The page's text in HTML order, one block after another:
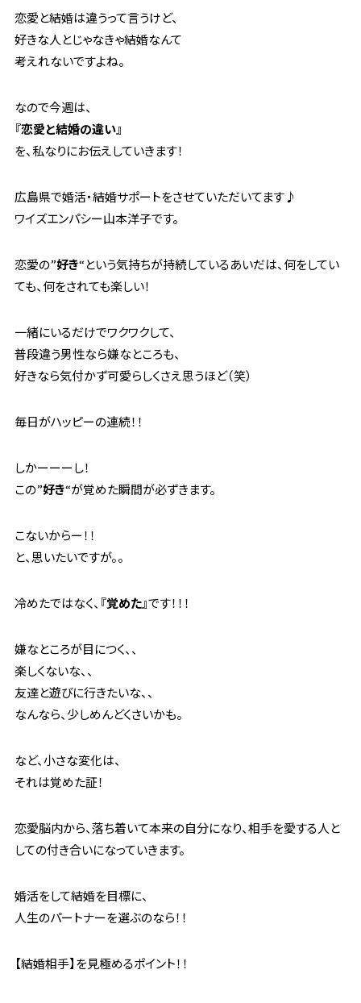
恋愛と結婚は違うって言うけど、
好きな人とじゃなきゃ結婚なんて
考えれないですよね。
なので今週は、
『恋愛と結婚の違い』
を、私なりにお伝えしていきます！
広島県で婚活・結婚サポートをさせていただいてます♪
ワイズエンパシー山本洋子です。
恋愛の”好き“という気持ちが持続しているあいだは、何をしてい
ても、何をされても楽しい！
一緒にいるだけでワクワクして、
普段違う男性なら嫌なところも、
好きなら気付かず可愛らしくさえ思うほど（笑）
毎日がハッピーの連続！！
しかーーーし！
この”好き“が覚めた瞬間が必ずきます。
こないからー！！
と、思いたいですが。。
冷めたではなく、『覚めた』です！！！
嫌なところが目につく、、
楽しくないな、、
友達と遊びに行きたいな、、
なんなら、少しめんどくさいかも。
など、小さな変化は、
それは覚めた証！
恋愛脳内から、落ち着いて本来の自分になり、相手を愛する人と
しての付き合いになっていきます。
婚活をして結婚を目標に、
人生のパートナーを選ぶのなら！！
【結婚相手】を見極めるポイント！！